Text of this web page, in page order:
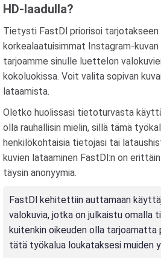
HD-laadulla?
Tietysti FastDl priorisoi tarjotakseen
korkealaatuisimmat Instagram-
tarjoamme sinulle luettelon
kokoluokissa. Voit valita sopivan
lataamista.
Oletko huolissasi tietoturvasta
olla rauhallisin mielin, sillä tämä
henkilökohtaisia tietojasi tai
kuvien lataaminen FastDl:n on
täysin anonyymia.
FastDl kehitettiin auttamaan
valokuvia, jotka on julkaistu omalla
kuitenkin oikeuden olla tarjoamatta
tätä työkalua loukataksesi muiden